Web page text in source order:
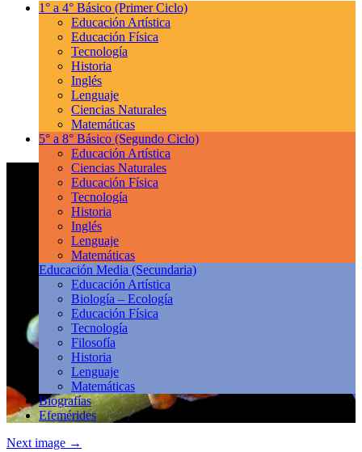
1° a 4° Básico (Primer Ciclo)
Educación Artística
Educación Física
Tecnología
Historia
Inglés
Lenguaje
Ciencias Naturales
Matemáticas
5° a 8° Básico (Segundo Ciclo)
Educación Artística
Ciencias Naturales
Educación Física
Tecnología
Historia
Inglés
Lenguaje
Matemáticas
Educación Media (Secundaria)
Educación Artística
Biología – Ecología
Educación Física
Tecnología
Filosofía
Historia
Lenguaje
Matemáticas
Biografías
Efemérides
Next image →